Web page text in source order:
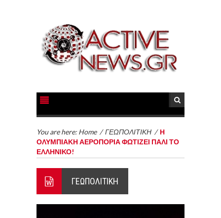
You are here: Home /ΓΕΩΠΟΛΙΤΙΚΗ / Η
ΟΛΥΜΠΙΑΚΗ ΑΕΡΟΠΟΡΙΑ ΦΩΤΙΖΕΙ ΠΑΛΙ ΤΟ
ΕΛΛΗΝΙΚΟ!
ΓΕΩΠΟΛΙΤΙΚΗ